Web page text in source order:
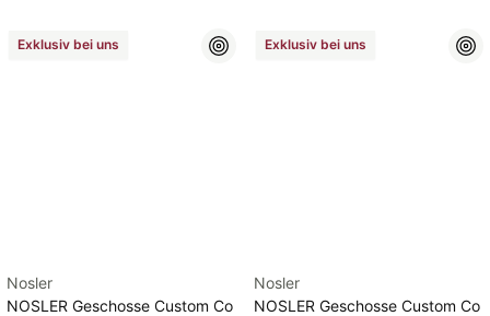
Exklusiv bei uns
Nosler
NOSLER Geschosse Custom Co
Exklusiv bei uns
Nosler
NOSLER Geschosse Custom Co